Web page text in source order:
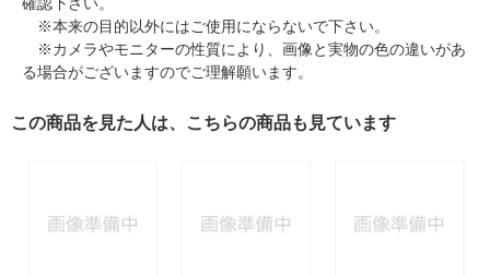
※本来の目的以外にはご使用にならないで下さい。
※カメラやモニターの性質により、画像と実物の色の違いがあ
る場合がございますのでご理解願います。
この商品を見た人は、こちらの商品も見ています